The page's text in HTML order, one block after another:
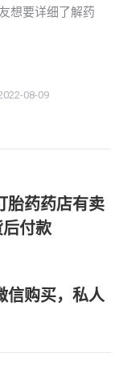
想要详细了解药
08-09
胎药药店有卖
付款
信购买，私人